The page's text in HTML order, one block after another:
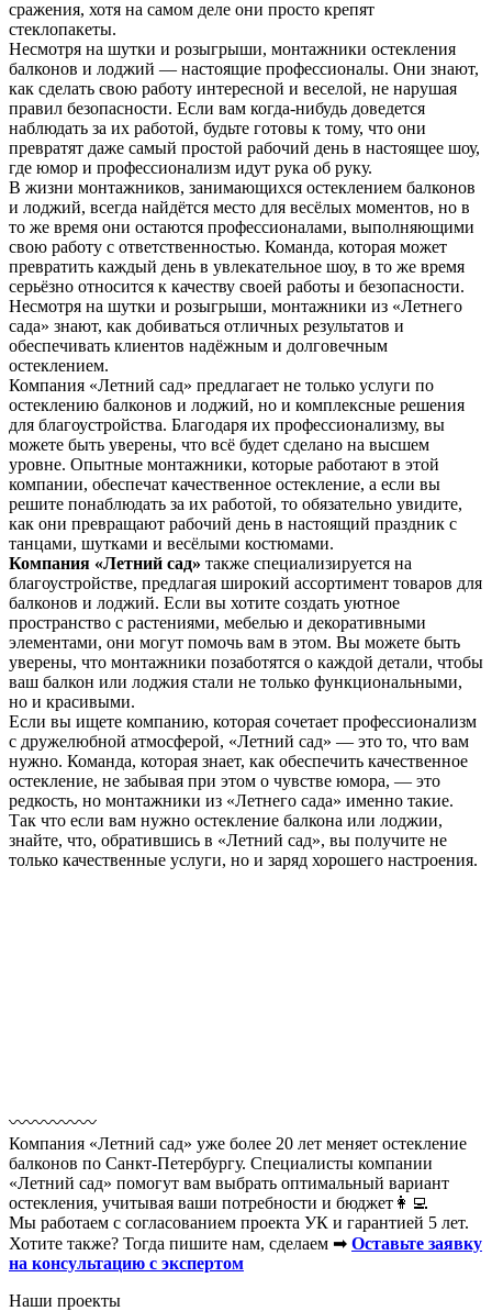
сражения, хотя на самом деле они просто крепят
стеклопакеты.
Несмотря на шутки и розыгрыши, монтажники остекления
балконов и лоджий — настоящие профессионалы. Они знают,
как сделать свою работу интересной и веселой, не нарушая
правил безопасности. Если вам когда-нибудь доведется
наблюдать за их работой, будьте готовы к тому, что они
превратят даже самый простой рабочий день в настоящее шоу,
где юмор и профессионализм идут рука об руку.
В жизни монтажников, занимающихся остеклением балконов
и лоджий, всегда найдётся место для весёлых моментов, но в
то же время они остаются профессионалами, выполняющими
свою работу с ответственностью. Команда, которая может
превратить каждый день в увлекательное шоу, в то же время
серьёзно относится к качеству своей работы и безопасности.
Несмотря на шутки и розыгрыши, монтажники из «Летнего
сада» знают, как добиваться отличных результатов и
обеспечивать клиентов надёжным и долговечным
остеклением.
Компания «Летний сад» предлагает не только услуги по
остеклению балконов и лоджий, но и комплексные решения
для благоустройства. Благодаря их профессионализму, вы
можете быть уверены, что всё будет сделано на высшем
уровне. Опытные монтажники, которые работают в этой
компании, обеспечат качественное остекление, а если вы
решите понаблюдать за их работой, то обязательно увидите,
как они превращают рабочий день в настоящий праздник с
танцами, шутками и весёлыми костюмами.
Компания «Летний сад» также специализируется на
благоустройстве, предлагая широкий ассортимент товаров для
балконов и лоджий. Если вы хотите создать уютное
пространство с растениями, мебелью и декоративными
элементами, они могут помочь вам в этом. Вы можете быть
уверены, что монтажники позаботятся о каждой детали, чтобы
ваш балкон или лоджия стали не только функциональными,
но и красивыми.
Если вы ищете компанию, которая сочетает профессионализм
с дружелюбной атмосферой, «Летний сад» — это то, что вам
нужно. Команда, которая знает, как обеспечить качественное
остекление, не забывая при этом о чувстве юмора, — это
редкость, но монтажники из «Летнего сада» именно такие.
Так что если вам нужно остекление балкона или лоджии,
знайте, что, обратившись в «Летний сад», вы получите не
только качественные услуги, но и заряд хорошего настроения.
〰️〰️〰️〰️〰️
Компания «Летний сад» уже более 20 лет меняет остекление
балконов по Санкт-Петербургу. Специалисты компании
«Летний сад» помогут вам выбрать оптимальный вариант
остекления, учитывая ваши потребности и бюджет👩‍💻
Мы работаем с согласованием проекта УК и гарантией 5 лет.
Хотите также? Тогда пишите нам, сделаем ➡ Оставьте заявку
на консультацию с экспертом
Наши проекты